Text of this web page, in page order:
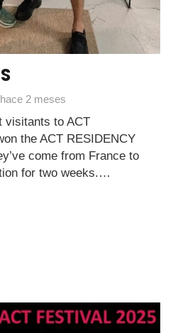
hace 2 meses
visitants to ACT
the ACT RESIDENCY
come from France to
for two weeks.…